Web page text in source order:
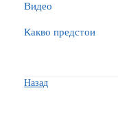
Видео
Какво предстои
Назад